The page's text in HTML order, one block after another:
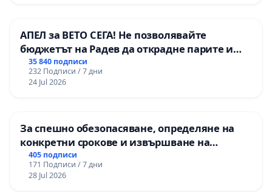
АПЕЛ за ВЕТО СЕГА! Не позволявайте
бюджетът на Радев да открадне парите и
правата ни в тъмното
35 840 подписи
232 Подписи / 7 дни
24 Jul 2026
За спешно обезопасяване, определяне на
конкретни срокове и извършване на
цялостна рехабилитация на
републиканския път между пътен възел АМ
„Тракия“ - гр. Ихтиман - с. Мирово - к.к.
405 подписи
171 Подписи / 7 дни
28 Jul 2026